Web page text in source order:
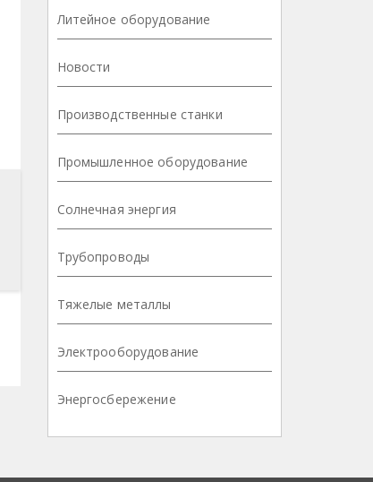
Литейное оборудование
Новости
Производственные станки
Промышленное оборудование
Солнечная энергия
Трубопроводы
Тяжелые металлы
Электрооборудование
Энергосбережение